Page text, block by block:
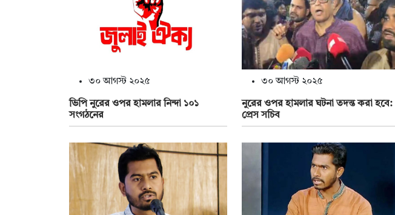
৩০ আগস্ট ২০২৫
ভিপি নুরের ওপর হামলার নিন্দা ১০১
সংগঠনের
৩০ আগস্ট ২০২৫
নুরের ওপর হামলার ঘটনা তদন্ত করা হবে:
প্রেস সচিব